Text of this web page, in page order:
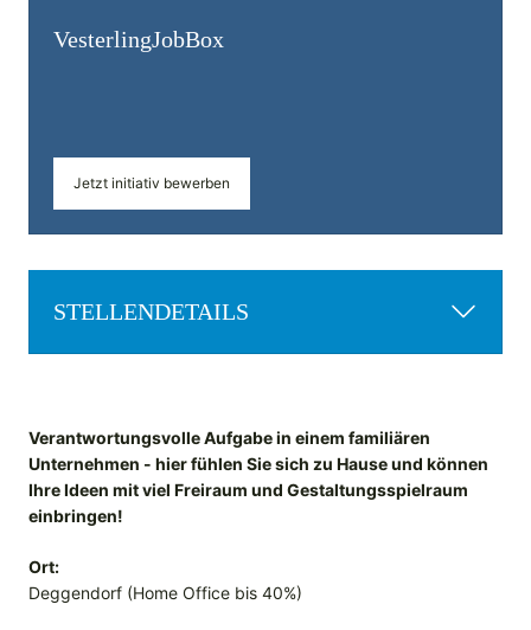
Vesterling­JobBox
Jetzt initiativ bewerben
STELLENDETAILS
Verantwortungsvolle Aufgabe in einem familiären
Unternehmen - hier fühlen Sie sich zu Hause und können
Ihre Ideen mit viel Freiraum und Gestaltungsspielraum
einbringen!
Ort:
Deggendorf (Home Office bis 40%)